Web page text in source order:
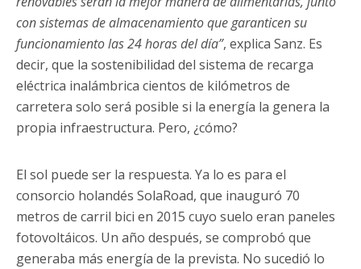
con sistemas de almacenamiento que garanticen su
funcionamiento las 24 horas del día”, explica Sanz. Es
decir, que la sostenibilidad del sistema de recarga
eléctrica inalámbrica cientos de kilómetros de
carretera solo será posible si la energía la genera la
propia infraestructura. Pero, ¿cómo?
El sol puede ser la respuesta. Ya lo es para el
consorcio holandés SolaRoad, que inauguró 70
metros de carril bici en 2015 cuyo suelo eran paneles
fotovoltáicos. Un año después, se comprobó que
generaba más energía de la prevista. No sucedió lo